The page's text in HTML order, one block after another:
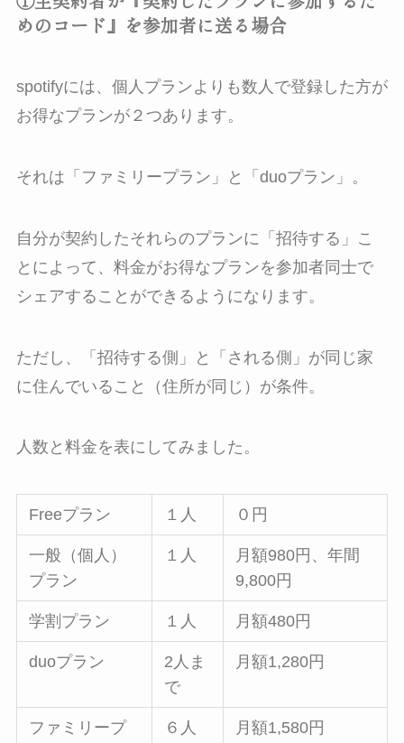
めのコード』を参加者に送る場合
spotifyには、個人プランよりも数人で登録した方が
お得なプランが２つあります。
それは「ファミリープラン」と「duoプラン」。
自分が契約したそれらのプランに「招待する」こ
とによって、料金がお得なプランを参加者同士で
シェアすることができるようになります。
ただし、「招待する側」と「される側」が同じ家
に住んでいること（住所が同じ） が条件。
人数と料金を表にしてみました。
Freeプラン １人 ０円
一般（個人）
プラン
１人
月額980円、年間
9,800円
学割プラン １人 月額480円
duoプラン
2人ま
で
月額1,280円
ファミリープ
６人
月額1,580円